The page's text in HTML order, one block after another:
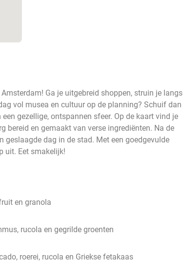
Ga je uitgebreid shoppen, struin je langs
vol musea en cultuur op de planning? Schuif dan
gezellige, ontspannen sfeer. Op de kaart vind je
bereid en gemaakt van verse ingrediënten. Na de
geslaagde dag in de stad. Met een goedgevulde
uit. Eet smakelijk!
en granola
rucola en gegrilde groenten
roerei, rucola en Griekse fetakaas